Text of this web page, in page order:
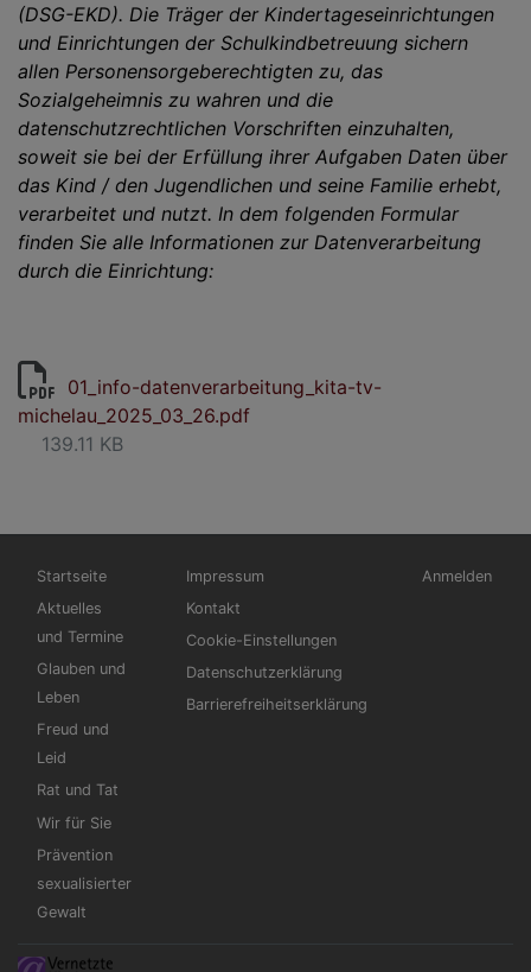
(DSG-EKD). Die Träger der Kindertageseinrichtungen
und Einrichtungen der Schulkindbetreuung sichern
allen Personensorgeberechtigten zu, das
Sozialgeheimnis zu wahren und die
datenschutzrechtlichen Vorschriften einzuhalten,
soweit sie bei der Erfüllung ihrer Aufgaben Daten über
das Kind / den Jugendlichen und seine Familie erhebt,
verarbeitet und nutzt. In dem folgenden Formular
finden Sie alle Informationen zur Datenverarbeitung
durch die Einrichtung:
01_info-datenverarbeitung_kita-tv-
michelau_2025_03_26.pdf
139.11 KB
Hauptnavigation
Startseite
Aktuelles
und Termine
Glauben und
Leben
Freud und
Leid
Rat und Tat
Wir für Sie
Prävention
sexualisierter
Gewalt
Fußbereichsmenü
Impressum
Kontakt
Cookie-Einstellungen
Datenschutzerklärung
Barrierefreiheitserklärung
Anmelden